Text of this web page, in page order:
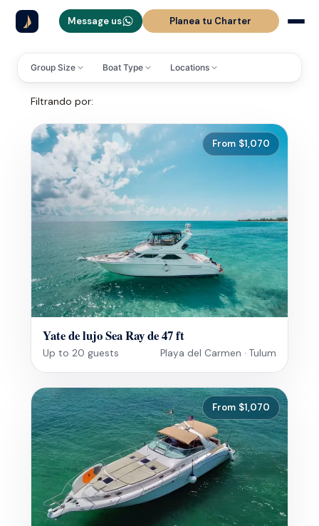
Message us Planea tu Charter
Yates relajantes y
tours increíbles
Filtrando por:
From $1,070
Yate de lujo Sea Ray de 47 ft
Up to 20 guests Playa del Carmen · Tulum
From $1,070
Group Size Boat Type Locations